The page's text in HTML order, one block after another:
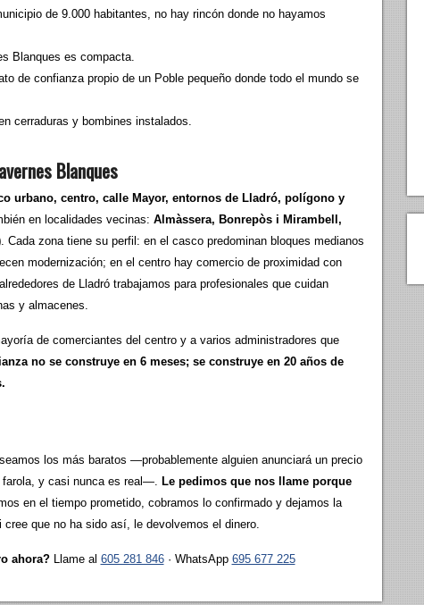
de 9.000 habitantes, no hay rincón donde no hayamos
Blanques es compacta.
de confianza propio de un Poble pequeño donde todo el mundo se
cerraduras y bombines instalados.
Blanques
urbano, centro, calle Mayor, entornos de Lladró, polígono y
en localidades vecinas: Almàssera, Bonrepòs i Mirambell,
. Cada zona tiene su perfil: en el casco predominan bloques medianos
modernización; en el centro hay comercio de proximidad con
de Lladró trabajamos para profesionales que cuidan
y almacenes.
de comerciantes del centro y a varios administradores que
no se construye en 6 meses; se construye en 20 años de
los más baratos —probablemente alguien anunciará un precio
farola, y casi nunca es real—. Le pedimos que nos llame porque
en el tiempo prometido, cobramos lo confirmado y dejamos la
que no ha sido así, le devolvemos el dinero.
ahora?Llame al 605 281 846· WhatsApp 695 677 225